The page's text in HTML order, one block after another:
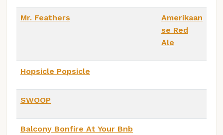
Mr. Feathers
Amerikaan
se Red
Ale
Hopsicle Popsicle
SWOOP
Balcony Bonfire At Your Bnb